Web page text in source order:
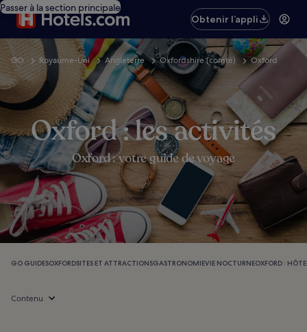
Passer à la section principale
Obtenir l’appli
GO Royaume-Uni Angleterre Oxfordshire (comté) Oxford
Oxford : les activités
Oxford : votre guide de voyage
GO GUIDESOXFORDSITES ET ATTRACTIONSGASTRONOMIEVIE NOCTURNEOXFORD :
Contenu